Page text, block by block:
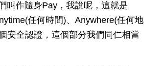
叫作隨身Pay，我說呢，這就是
任何時間)、Anywhere(任何地
安全認證，這個部分我們同仁相當